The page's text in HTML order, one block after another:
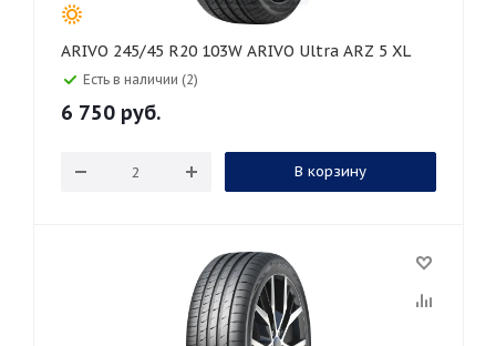
ARIVO 245/45 R20 103W ARIVO Ultra ARZ 5 XL
Есть в наличии (2)
6 750 руб.
В корзину